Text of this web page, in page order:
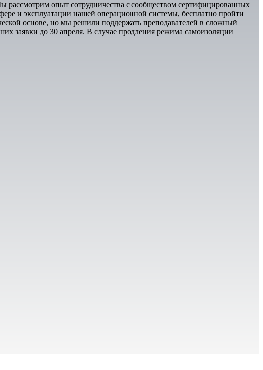
рассмотрим опыт сотрудничества с сообществом сертифицированных
и эксплуатации нашей операционной системы, бесплатно пройти
основе, но мы решили поддержать преподавателей в сложный
заявки до 30 апреля. В случае продления режима самоизоляции